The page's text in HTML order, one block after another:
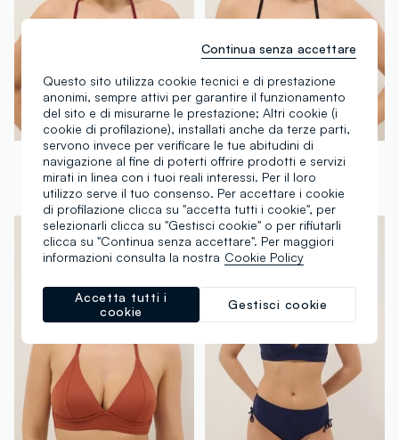
Top bikini elasticizzato rosso con imbottitura removibile
€ 15,95-25%€ 12,00
OVS
€ 15,95 -25%€ 12,00
Questo sito utilizza cookie tecnici e di prestazione
anonimi, sempre attivi per garantire il funzionamento
del sito e di misurarne le prestazione; Altri cookie (i
cookie di profilazione), installati anche da terze parti,
servono invece per verificare le tue abitudini di
navigazione al fine di poterti offrire prodotti e servizi
mirati in linea con i tuoi reali interessi. Per il loro
utilizzo serve il tuo consenso. Per accettare i cookie
di profilazione clicca su "accetta tutti i cookie", per
selezionarli clicca su "Gestisci cookie" o per rifiutarli
clicca su "Continua senza accettare". Per maggiori
informazioni consulta la nostra Cookie Policy
Gestisci cookie
Accetta tutti i
cookie
Continua senza accettare